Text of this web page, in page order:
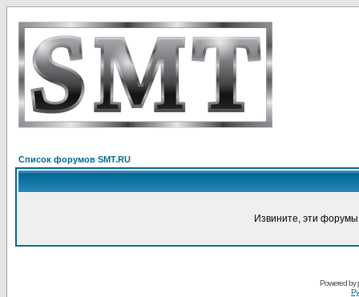
Список форумов SMT.RU
Извините, эти
Powered by